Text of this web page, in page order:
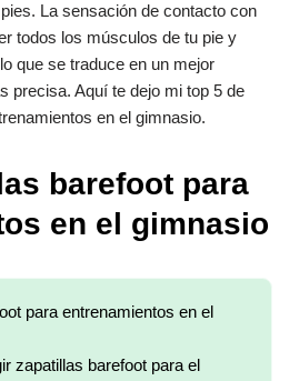
La sensación de contacto con
todos los músculos de tu pie y
que se traduce en un mejor
precisa. Aquí te dejo mi top 5 de
en el gimnasio.
barefoot para
en el gimnasio
para entrenamientos en el
zapatillas barefoot para el